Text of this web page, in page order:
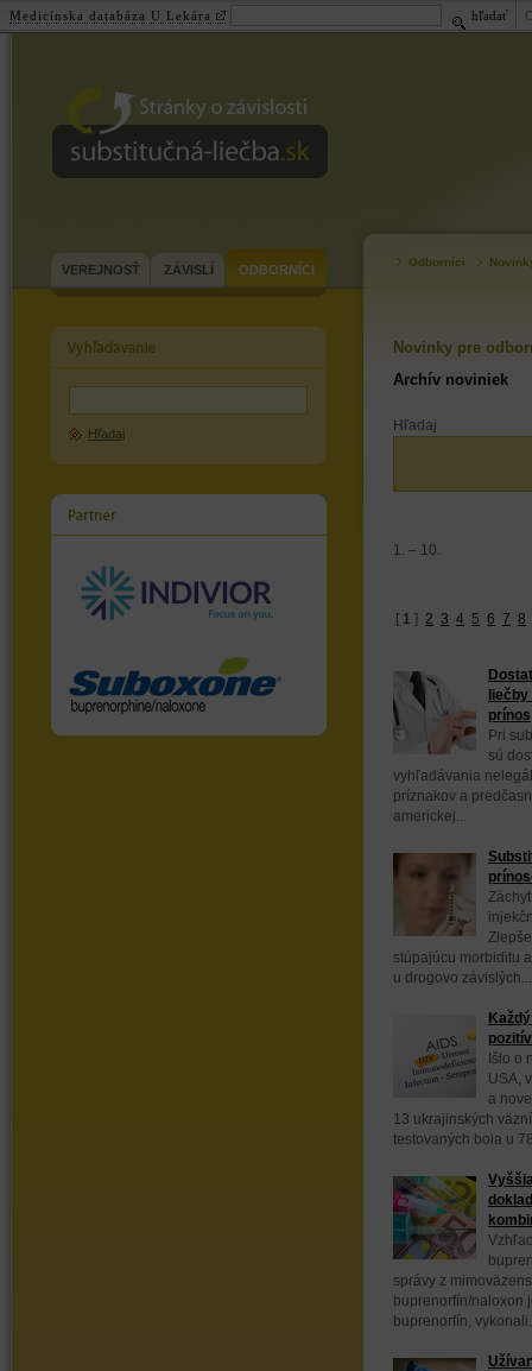
substitučná-liečba.sk
VEREJNOSŤ ZÁVISLÍ ODBORNÍCI
Hľadaj
Odborníci
Novinky pre
Archív noviniek
Hľadaj
1. – 10.
[ 1 ] 2 3 4 5 6 7 8
liečby
prínos
Pri
sú
vyhľadávania
príznakov a
americkej...
stúpajúcu morbiditu
u drogovo závislých...
Išlo o
USA,
a
13 ukrajinských
testovaných bola u
správy z
buprenorfín/naloxon
buprenorfín,
Medicínska databáza U Lekára hľadať